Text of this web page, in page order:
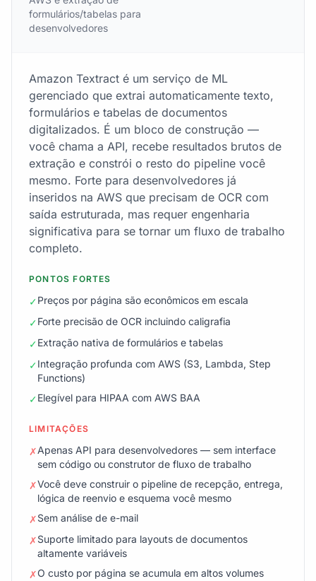
formulários/tabelas para
desenvolvedores
Amazon Textract é um serviço de ML
gerenciado que extrai automaticamente texto,
formulários e tabelas de documentos
digitalizados. É um bloco de construção —
você chama a API, recebe resultados brutos de
extração e constrói o resto do pipeline você
mesmo. Forte para desenvolvedores já
inseridos na AWS que precisam de OCR com
saída estruturada, mas requer engenharia
significativa para se tornar um fluxo de trabalho
completo.
PONTOS FORTES
✓Preços por página são econômicos em escala
✓Forte precisão de OCR incluindo caligrafia
✓Extração nativa de formulários e tabelas
✓Integração profunda com AWS (S3, Lambda, Step
Functions)
✓Elegível para HIPAA com AWS BAA
LIMITAÇÕES
✗Apenas API para desenvolvedores — sem interface
sem código ou construtor de fluxo de trabalho
✗Você deve construir o pipeline de recepção, entrega,
lógica de reenvio e esquema você mesmo
✗Sem análise de e-mail
✗Suporte limitado para layouts de documentos
altamente variáveis
✗O custo por página se acumula em altos volumes